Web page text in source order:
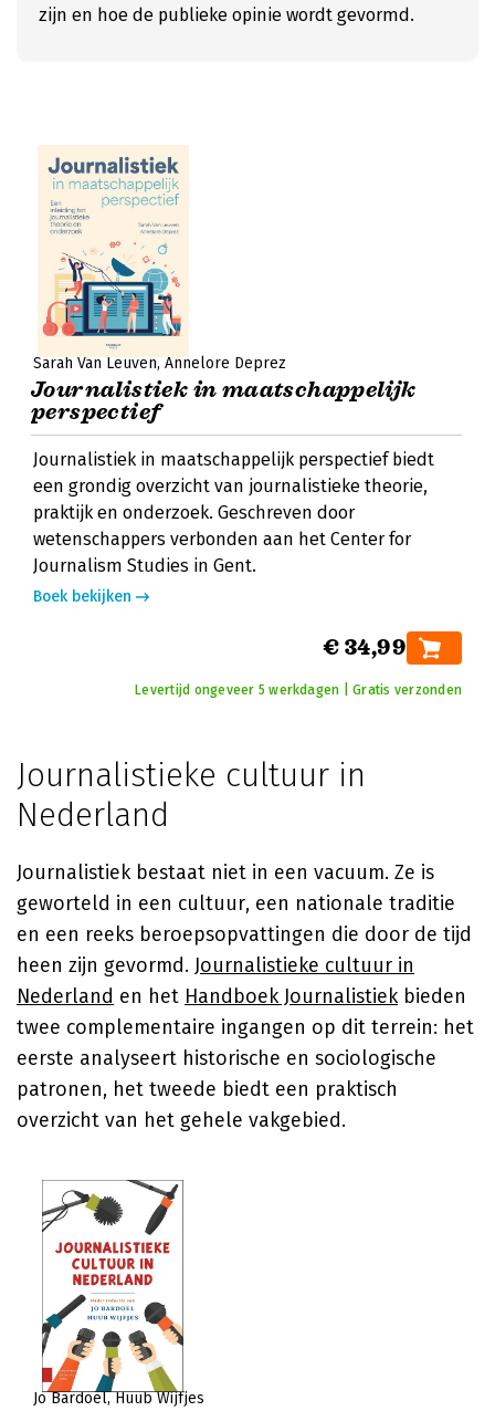
zijn en hoe de publieke opinie wordt gevormd.
Sarah Van Leuven Annelore Deprez
Journalistiek in maatschappelijk
perspectief
Journalistiek in maatschappelijk perspectief biedt
een grondig overzicht van journalistieke theorie,
praktijk en onderzoek. Geschreven door
wetenschappers verbonden aan het Center for
Journalism Studies in Gent.
Boek bekijken
€ 34,99
Levertijd ongeveer 5 werkdagen | Gratis verzonden
Journalistieke cultuur in
Nederland
Journalistiek bestaat niet in een vacuum. Ze is
geworteld in een cultuur, een nationale traditie
en een reeks beroepsopvattingen die door de tijd
heen zijn gevormd. Journalistieke cultuur in
Nederland en het Handboek Journalistiekbieden
twee complementaire ingangen op dit terrein: het
eerste analyseert historische en sociologische
patronen, het tweede biedt een praktisch
overzicht van het gehele vakgebied.
Jo Bardoel Huub Wijfjes